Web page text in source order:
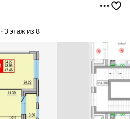
3 этаж из 8